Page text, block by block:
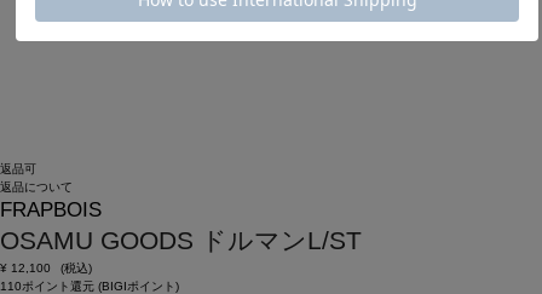
返品可
返品について
FRAPBOIS
OSAMU GOODS ドルマンL/ST
¥ 12,100
(税込)
110ポイント還元 (BIGIポイント)